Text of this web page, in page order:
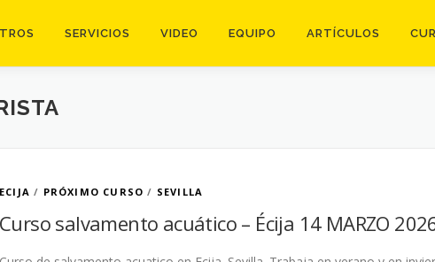
SERVICIOS VIDEO EQUIPO ARTÍCULOS
ECIJA / PRÓXIMO CURSO / SEVILLA
Curso salvamento acuático – Écija 14 MARZO